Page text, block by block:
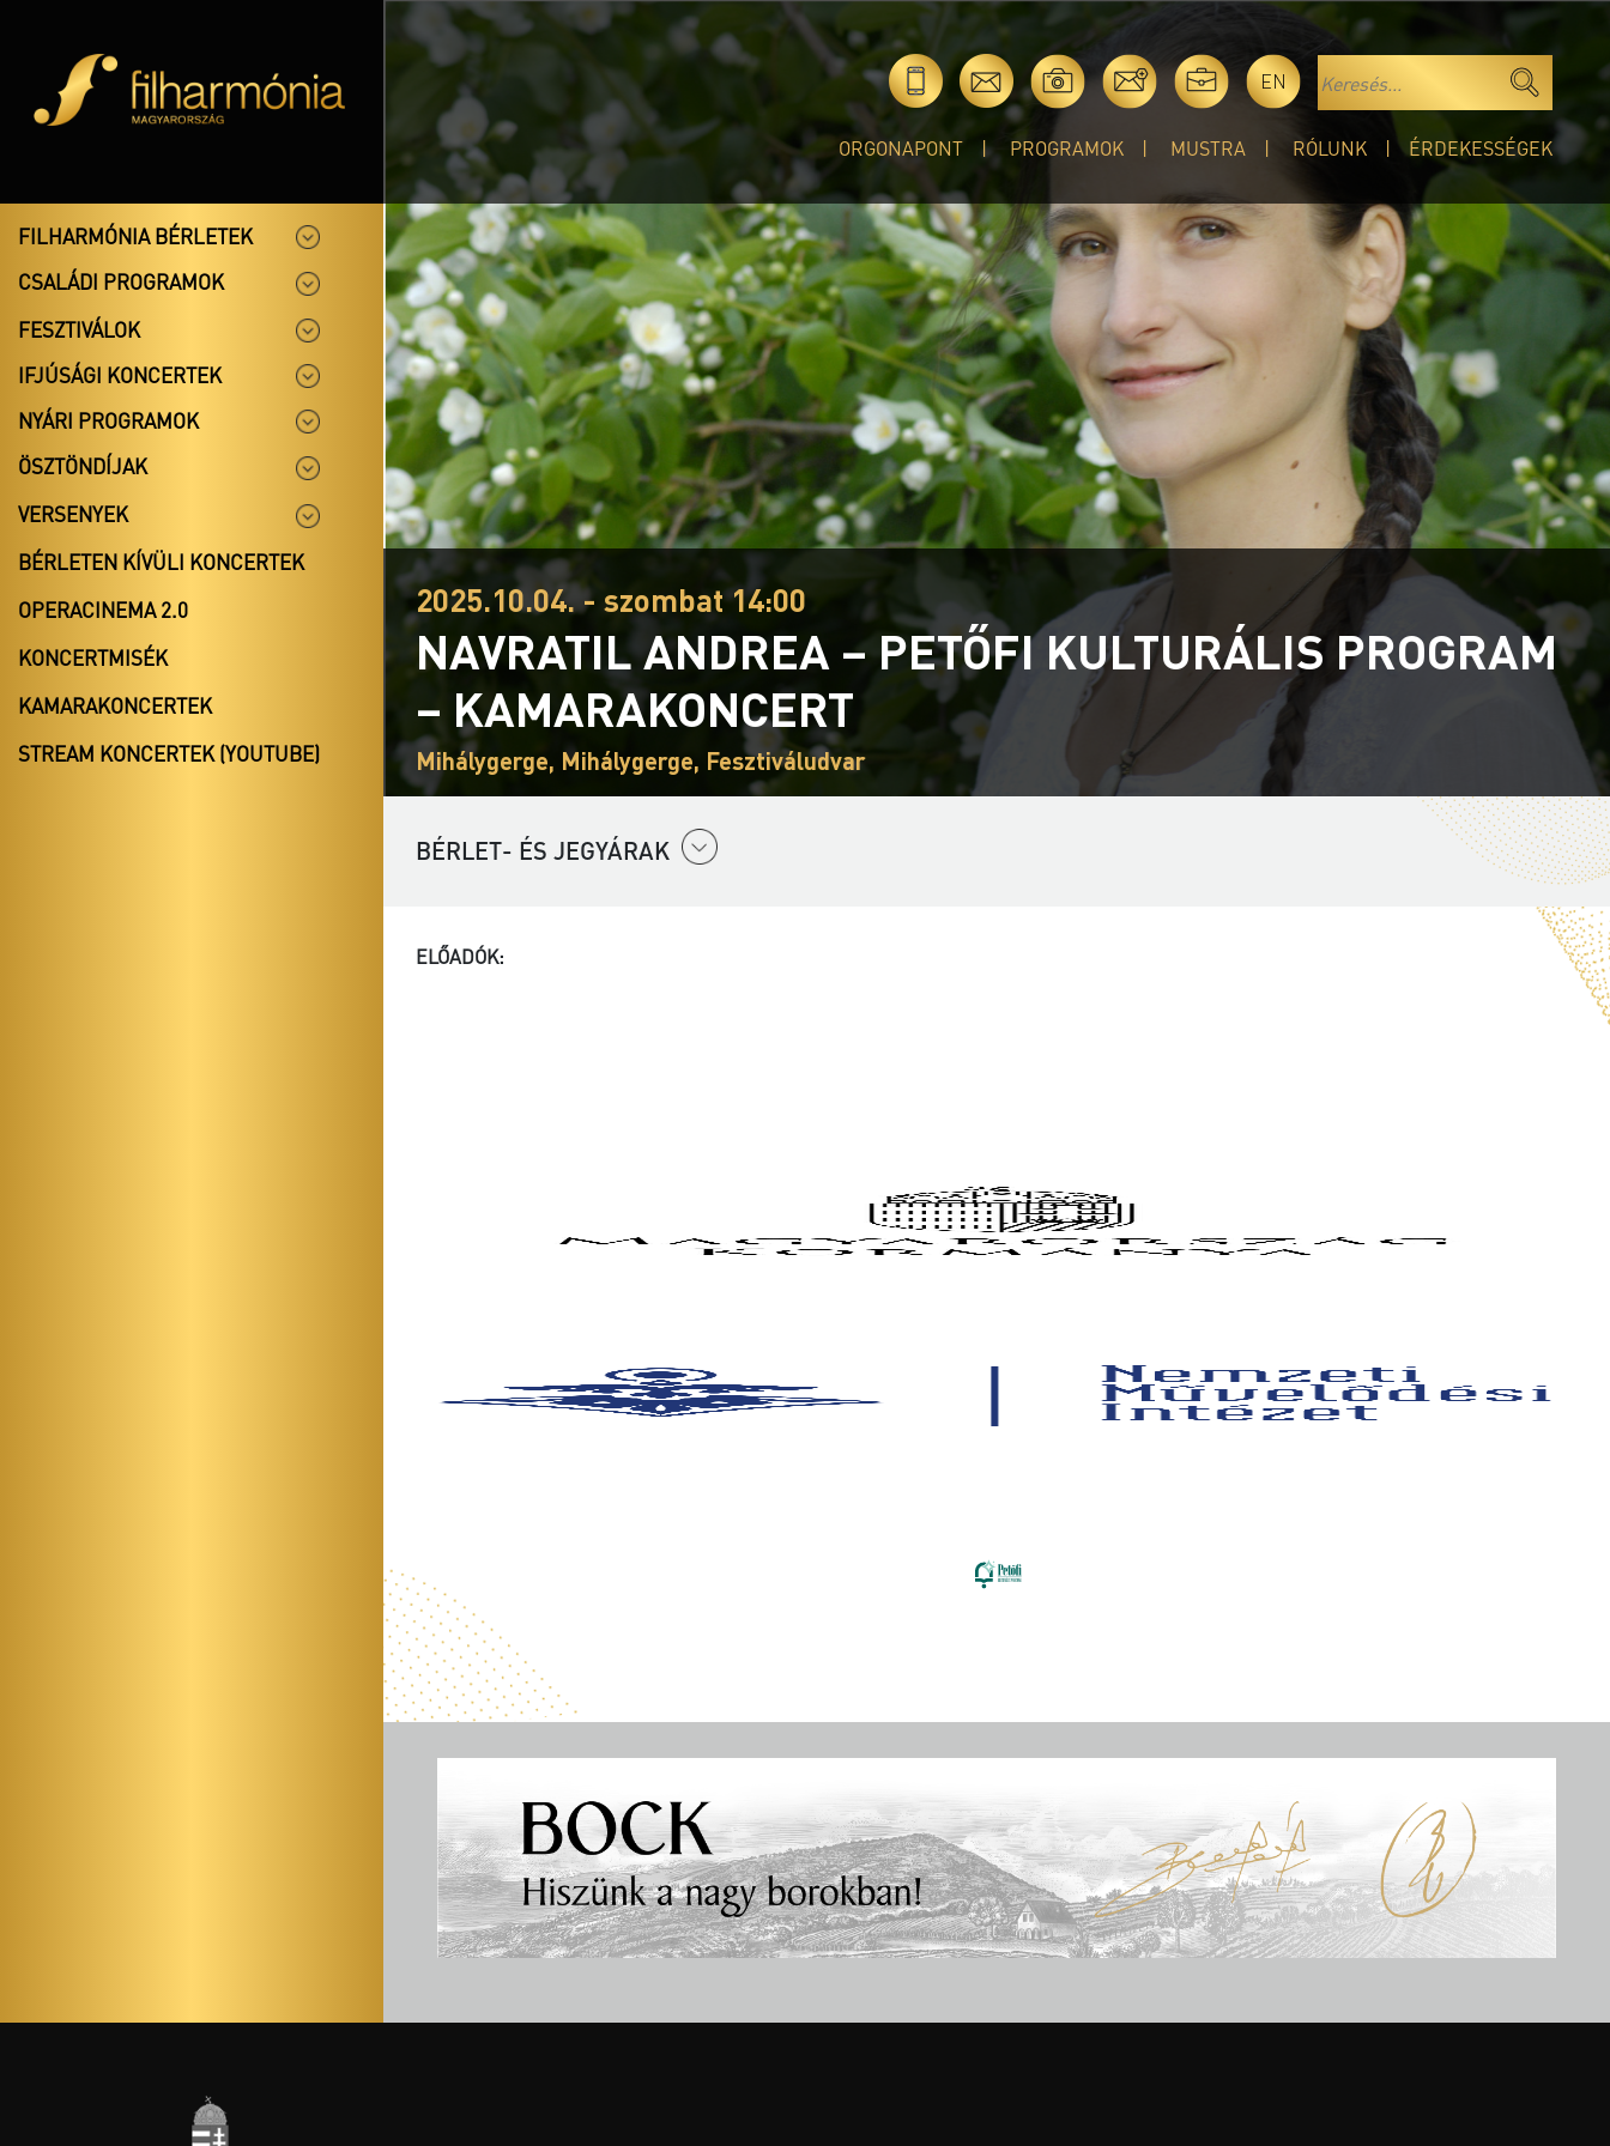
EN
ORGONAPONT PROGRAMOK MUSTRA RÓLUNK ÉRDEKESSÉGEK
FILHARMÓNIA BÉRLETEK
CSALÁDI PROGRAMOK
FESZTIVÁLOK
IFJÚSÁGI KONCERTEK
NYÁRI PROGRAMOK
ÖSZTÖNDÍJAK
VERSENYEK
BÉRLETEN KÍVÜLI KONCERTEK
OPERACINEMA 2.0
KONCERTMISÉK
KAMARAKONCERTEK
STREAM KONCERTEK (YOUTUBE)
2025.10.04. - szombat 14:00
NAVRATIL ANDREA – PETŐFI KULTURÁLIS PROGRAM
– KAMARAKONCERT
Mihálygerge, Mihálygerge, Fesztiváludvar
BÉRLET- ÉS JEGYÁRAK
ELŐADÓK: